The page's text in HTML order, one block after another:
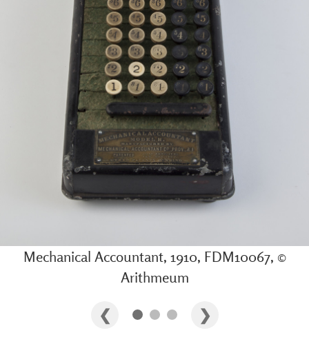
Mechanical Accountant, 1910, FDM10067, ©
Arithmeum